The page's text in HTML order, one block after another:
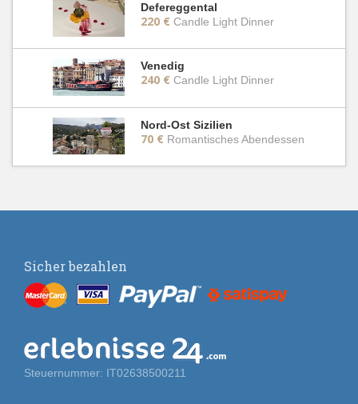
Defereggental
220 € Candle Light Dinner
Venedig
240 € Candle Light Dinner
Nord-Ost Sizilien
70 € Romantisches Abendessen
Sicher bezahlen
Steuernummer: IT02638500211